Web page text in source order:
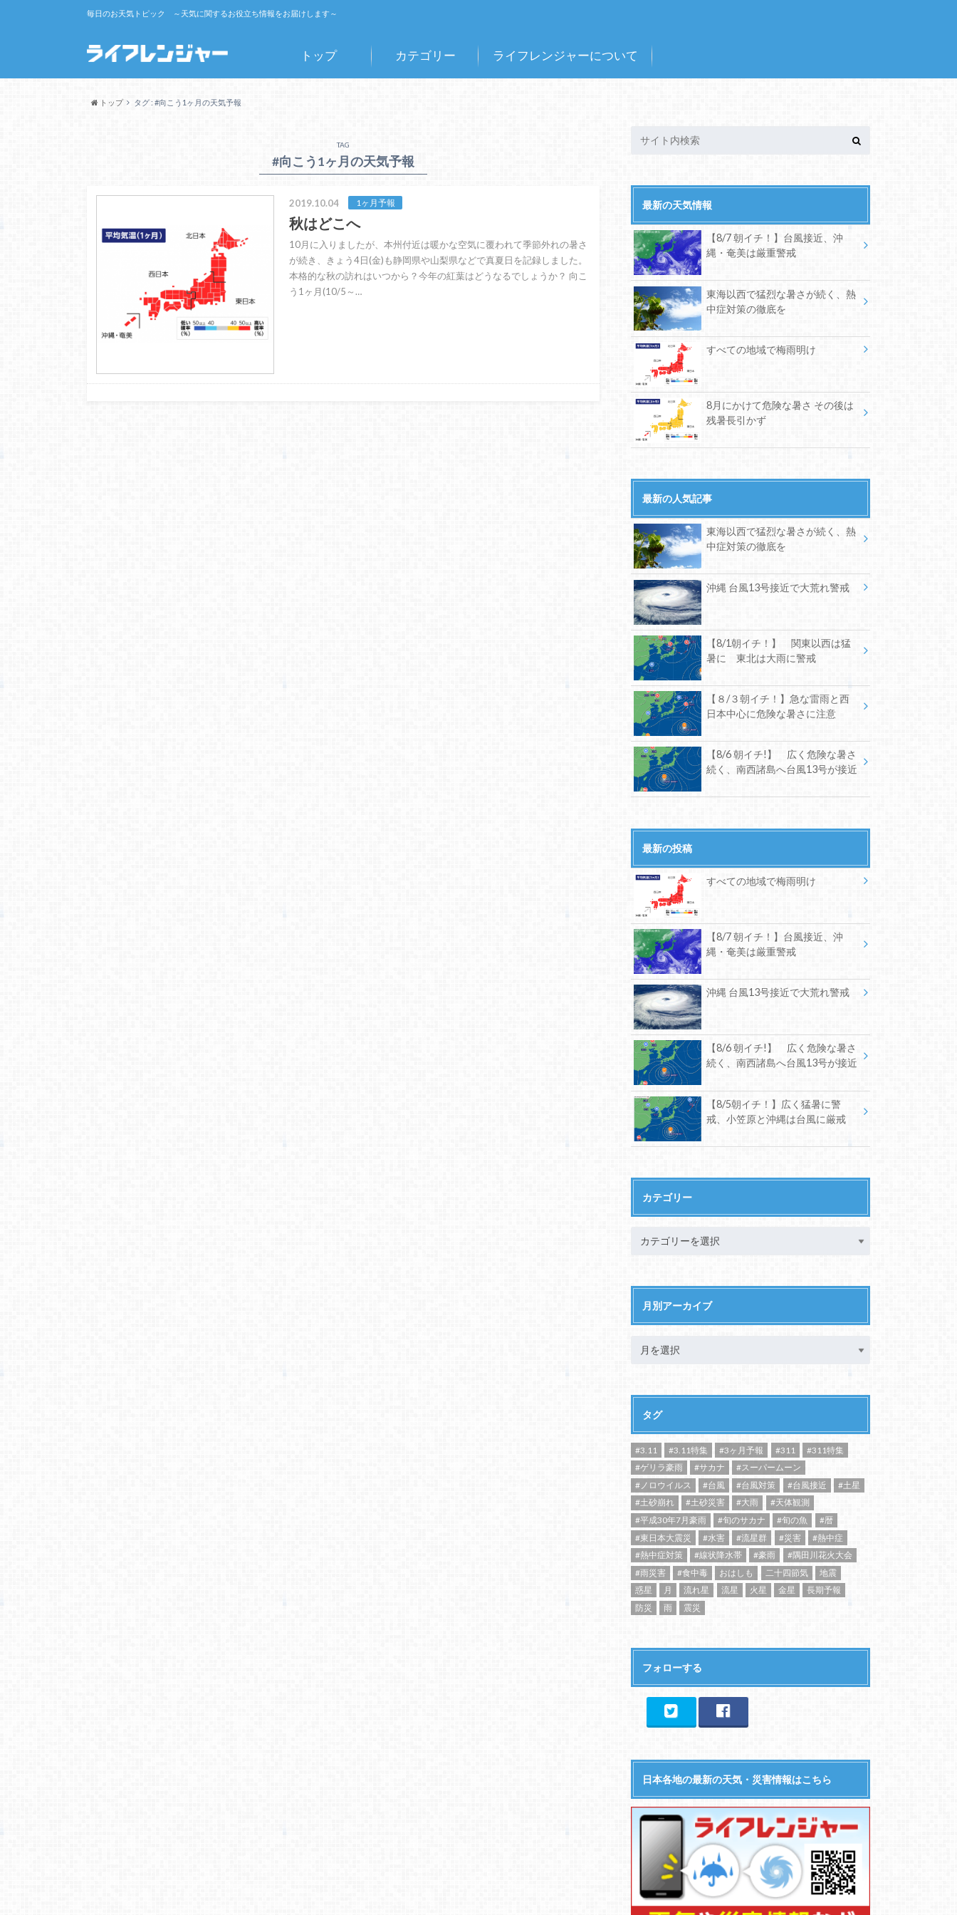
毎日のお天気トピック ～天気に関するお役立ち情報をお届けします～
トップ カテゴリー ライフレンジャーについて
トップ タグ : #向こう1ヶ月の天気予報
TAG
#向こう1ヶ月の天気予報
2019.10.04 1ヶ月予報
秋はどこへ
10月に入りましたが、本州付近は暖かな空気に覆われて季節外れの暑さ
が続き、きょう4日(金)も静岡県や山梨県などで真夏日を記録しました。
本格的な秋の訪れはいつから？今年の紅葉はどうなるでしょうか？ 向こ
う1ヶ月(10/5～…
最新の天気情報
【8/7 朝イチ！】台風接近、沖
縄・奄美は厳重警戒
東海以西で猛烈な暑さが続く、熱
中症対策の徹底を
すべての地域で梅雨明け
8月にかけて危険な暑さ その後は
残暑長引かず
最新の人気記事
東海以西で猛烈な暑さが続く、熱
中症対策の徹底を
沖縄 台風13号接近で大荒れ警戒
【8/1朝イチ！】 関東以西は猛
暑に 東北は大雨に警戒
【８/３朝イチ！】急な雷雨と西
日本中心に危険な暑さに注意
【8/6 朝イチ!】 広く危険な暑さ
続く、南西諸島へ台風13号が接近
最新の投稿
すべての地域で梅雨明け
【8/7 朝イチ！】台風接近、沖
縄・奄美は厳重警戒
沖縄 台風13号接近で大荒れ警戒
【8/6 朝イチ!】 広く危険な暑さ
続く、南西諸島へ台風13号が接近
【8/5朝イチ！】広く猛暑に警
戒、小笠原と沖縄は台風に厳戒
カテゴリー
月別アーカイブ
タグ
#3.11 #3.11特集 #3ヶ月予報 #311
#311特集
#ゲリラ豪雨
#サカナ
#スーパームーン
#ノロウイルス
#台風 #台風対策 #台風接近
#土星
#土砂崩れ
#土砂災害 #大雨
#天体観測
#平成30年7月豪雨
#旬のサカナ #旬の魚
#暦
#東日本大震災
#水害 #流星群 #災害
#熱中症
#熱中症対策
#線状降水帯 #豪雨
#隅田川花火大会
#雨災害
#食中毒 おはしも 二十四節気
地震
惑星
月 流れ星 流星 火星 金星
長期予報
防災
雨 震災
フォローする
日本各地の最新の天気・災害情報はこちら